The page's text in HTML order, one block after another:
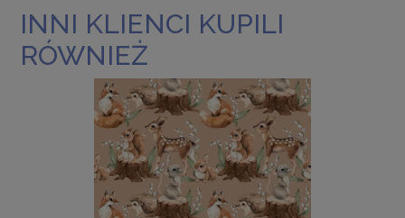
INNI KLIENCI KUPILI
RÓWNIEŻ